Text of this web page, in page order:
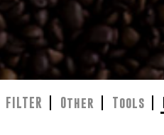
FILTER Other Tools